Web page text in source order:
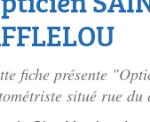
fiche présente
situé rue du